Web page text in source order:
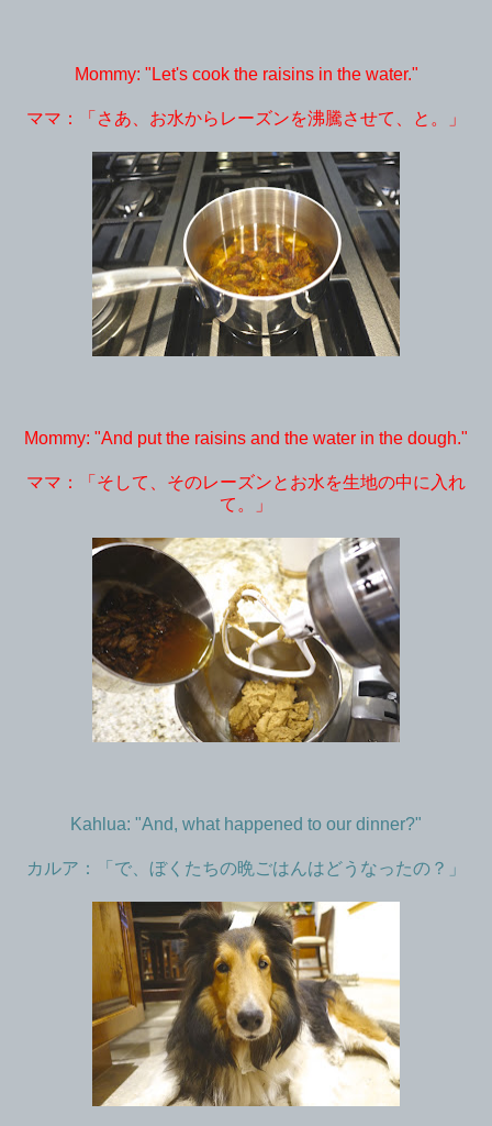
Mommy: "Let's cook the raisins in the water."
ママ：「さあ、お水からレーズンを沸騰させて、と。」
Mommy: "And put the raisins and the water in the dough."
ママ：「そして、そのレーズンとお水を生地の中に入れ
て。」
Kahlua: "And, what happened to our dinner?"
カルア：「で、ぼくたちの晩ごはんはどうなったの？」